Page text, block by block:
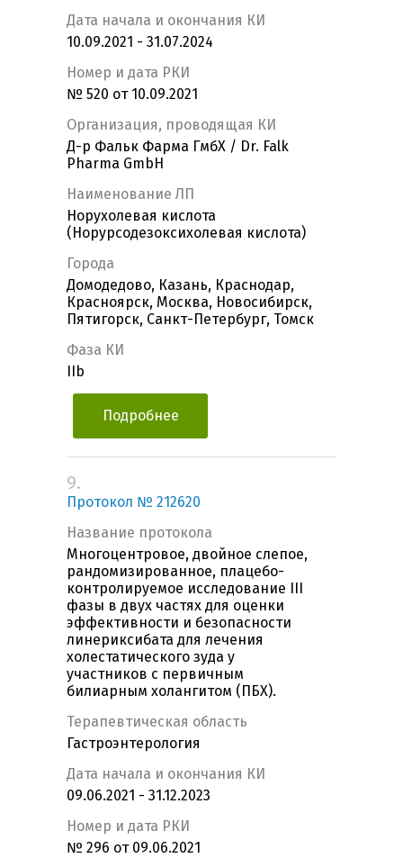
Дата начала и окончания КИ
10.09.2021 - 31.07.2024
Номер и дата РКИ
№ 520 от 10.09.2021
Организация, проводящая КИ
Д-р Фальк Фарма ГмбХ / Dr. Falk
Pharma GmbH
Наименование ЛП
Норухолевая кислота
(Норурсодезоксихолевая кислота)
Города
Домодедово, Казань, Краснодар,
Красноярск, Москва, Новосибирск,
Пятигорск, Санкт-Петербург, Томск
Фаза КИ
IIb
Подробнее
9.
Протокол № 212620
Название протокола
Многоцентровое, двойное слепое,
рандомизированное, плацебо-
контролируемое исследование III
фазы в двух частях для оценки
эффективности и безопасности
линериксибата для лечения
холестатического зуда у
участников с первичным
билиарным холангитом (ПБХ).
Терапевтическая область
Гастроэнтерология
Дата начала и окончания КИ
09.06.2021 - 31.12.2023
Номер и дата РКИ
№ 296 от 09.06.2021